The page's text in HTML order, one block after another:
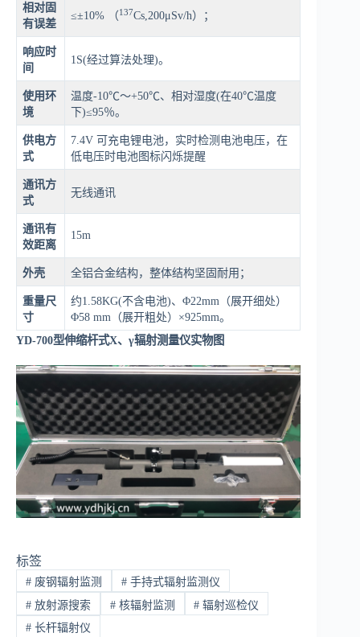
相对固
有误差
≤±10% （137Cs,200μSv/h）；
响应时
间
1S(经过算法处理)。
使用环
境
温度-10℃～+50℃、相对湿度(在40℃温度
下)≤95％。
供电方
式
7.4V 可充电锂电池，实时检测电池电压，在
低电压时电池图标闪烁提醒
通讯方
式
无线通讯
通讯有
效距离
15m
外壳 全铝合金结构，整体结构坚固耐用；
重量尺
寸
约1.58KG(不含电池)、Φ22mm（展开细处）
Φ58 mm（展开粗处）×925mm。
YD-700型伸缩杆式X、γ辐射测量仪实物图
标签
#废钢辐射监测 #手持式辐射监测仪
#放射源搜索 #核辐射监测 # 辐射巡检仪
#长杆辐射仪